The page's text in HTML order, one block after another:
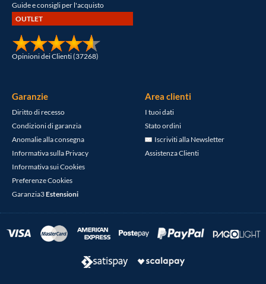
Guide e consigli per l'acquisto
OUTLET
Opinioni dei Clienti (37268)
Garanzie
Diritto di recesso
Condizioni di garanzia
Anomalie alla consegna
Informativa sulla Privacy
Informativa sui Cookies
Preferenze Cookies
Garanzia3Estensioni
Area clienti
I tuoi dati
Stato ordini
Iscriviti alla Newsletter
Assistenza Clienti